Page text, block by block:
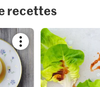
recettes
Bookmark
or
add
it
to